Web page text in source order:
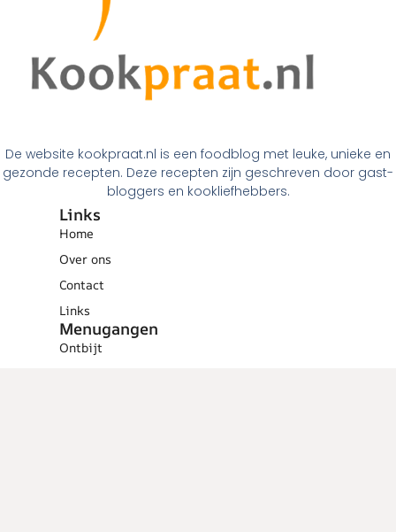
De website kookpraat.nl is een foodblog met leuke, unieke en
gezonde recepten. Deze recepten zijn geschreven door gast-
bloggers en kookliefhebbers.
Links
Home
Over ons
Contact
Links
Menugangen
Ontbijt